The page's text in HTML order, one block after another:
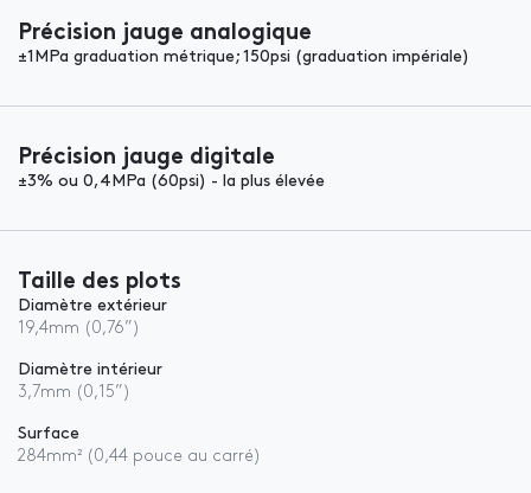
Précision jauge analogique
±1MPa graduation métrique; 150psi (graduation impériale)
Précision jauge digitale
±3% ou 0,4MPa (60psi) - la plus élevée
Taille des plots
Diamètre extérieur
19,4mm (0,76”)
Diamètre intérieur
3,7mm (0,15”)
Surface
284mm² (0,44 pouce au carré)